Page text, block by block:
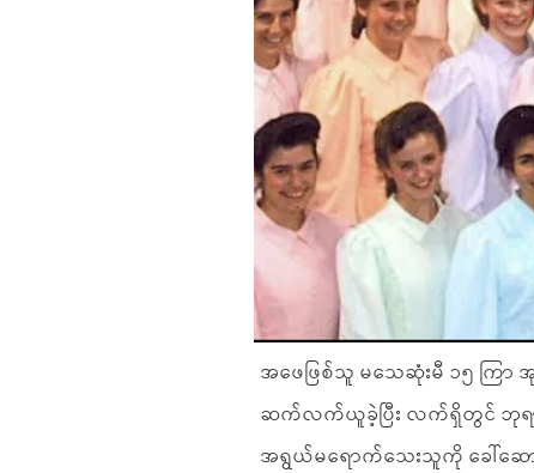
အဖေဖြစ်သူ မသေဆုံးမီ ၁၅ ကြာ
ဆက်လက်ယူခဲ့ပြီး လက်ရှိတွင် ဘုရား
အရွယ်မရောက်သေးသူကို ခေါ်ဆေ